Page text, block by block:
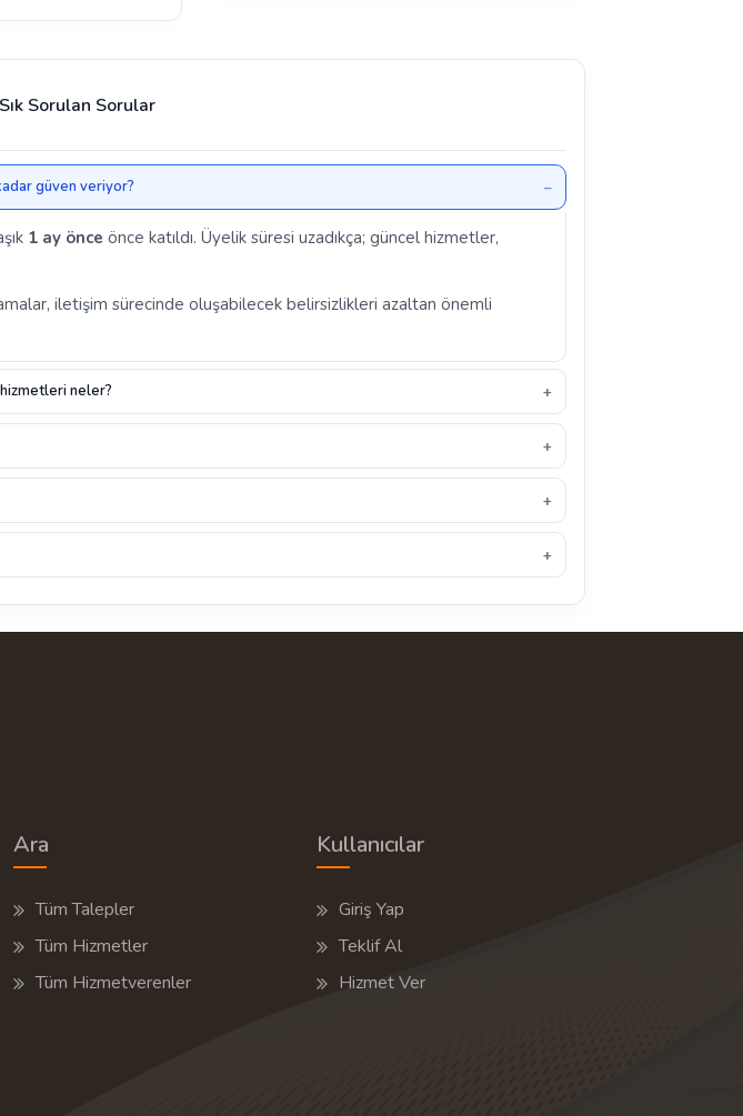
Sorulan Sorular
güven veriyor?
1 ay önce önce katıldı. Üyelik süresi uzadıkça; güncel hizmetler,
iletişim sürecinde oluşabilecek belirsizlikleri azaltan önemli
neler?
Ara
Tüm Talepler
Tüm Hizmetler
Tüm Hizmetverenler
Kullanıcılar
Giriş Yap
Teklif Al
Hizmet Ver